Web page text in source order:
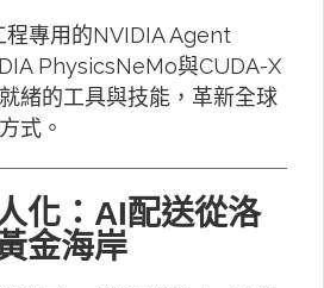
程專用的NVIDIA Agent
PhysicsNeMo與CUDA-X
緒的工具與技能，革新全球
式。
化：AI配送從洛
金海岸